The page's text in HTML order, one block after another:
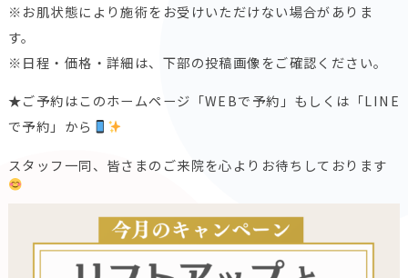
※お肌状態により施術をお受けいただけない場合がありま
す。
※日程・価格・詳細は、下部の投稿画像をご確認ください。
★ご予約はこのホームページ「WEBで予約」もしくは「LINE
で予約」から
スタッフ一同、皆さまのご来院を心よりお待ちしております